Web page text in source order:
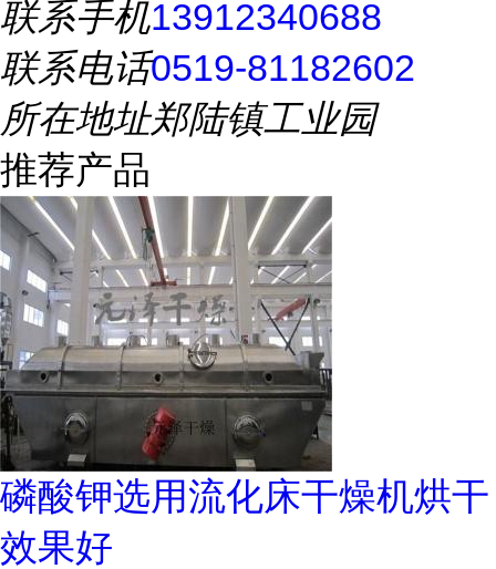
联系手机13912340688
联系电话0519-81182602
所在地址郑陆镇工业园
推荐产品
磷酸钾选用流化床干燥机烘干
效果好